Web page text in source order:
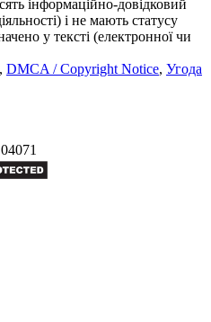
інформаційно-довідковий
і не мають статусу
у тексті (електронної чи
, DMCA / Copyright Notice, Угода